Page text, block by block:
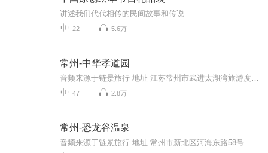
讲述我们代代相传的民间故事和传说
22 5.6万
常州-中华孝道园
47 2.8万
常州-恐龙谷温泉